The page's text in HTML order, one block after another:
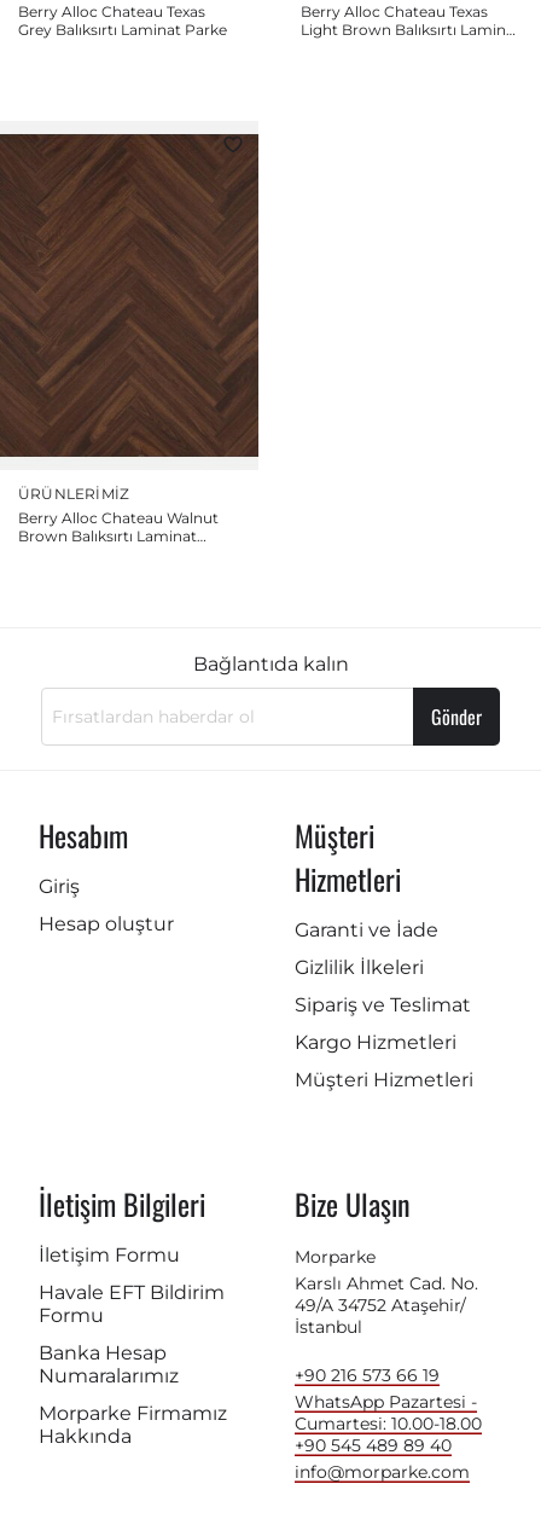
Berry Alloc Chateau Texas
Grey Balıksırtı Laminat Parke
Berry Alloc Chateau Texas
Light Brown Balıksırtı Laminat
ÜRÜNLERIMIZ
Berry Alloc Chateau Walnut
Brown Balıksırtı Laminat
Bağlantıda kalın
Gönder
Hesabım
Giriş
Hesap oluştur
Müşteri
Hizmetleri
Garanti ve İade
Gizlilik İlkeleri
Sipariş ve Teslimat
Kargo Hizmetleri
Müşteri Hizmetleri
İletişim Bilgileri
İletişim Formu
Havale EFT Bildirim
Formu
Banka Hesap
Numaralarımız
Morparke Firmamız
Hakkında
Bize Ulaşın
Morparke
Karslı Ahmet Cad. No.
49/A 34752 Ataşehir/
İstanbul
+90 216 573 66 19
WhatsApp Pazartesi -
Cumartesi: 10.00-18.00
+90 545 489 89 40
info@morparke.com